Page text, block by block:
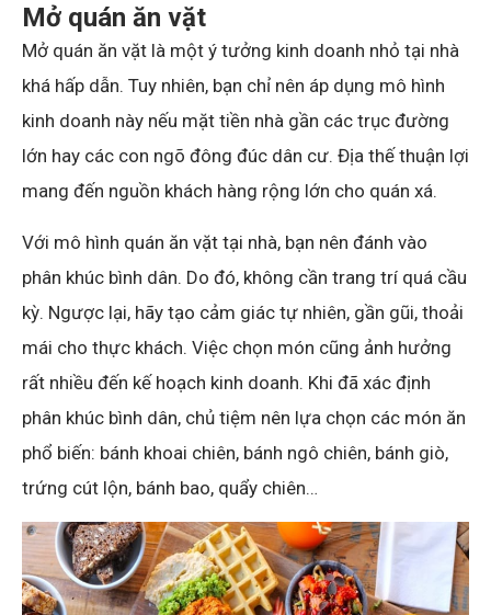
Mở quán ăn vặt
Mở quán ăn vặt là một ý tưởng kinh doanh nhỏ tại nhà
khá hấp dẫn. Tuy nhiên, bạn chỉ nên áp dụng mô hình
kinh doanh này nếu mặt tiền nhà gần các trục đường
lớn hay các con ngõ đông đúc dân cư. Địa thế thuận lợi
mang đến nguồn khách hàng rộng lớn cho quán xá.
Với mô hình quán ăn vặt tại nhà, bạn nên đánh vào
phân khúc bình dân. Do đó, không cần trang trí quá cầu
kỳ. Ngược lại, hãy tạo cảm giác tự nhiên, gần gũi, thoải
mái cho thực khách. Việc chọn món cũng ảnh hưởng
rất nhiều đến kế hoạch kinh doanh. Khi đã xác định
phân khúc bình dân, chủ tiệm nên lựa chọn các món ăn
phổ biến: bánh khoai chiên, bánh ngô chiên, bánh giò,
trứng cút lộn, bánh bao, quẩy chiên…